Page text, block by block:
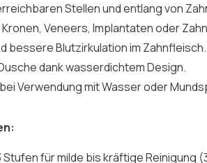
Stellen und entlang von
Veneers, Implantaten oder
bessere Blutzirkulation im Zahnfleisch.
dank wasserdichtem Design.
Verwendung mit Wasser oder
Stufen für milde bis kräftige Reinigung